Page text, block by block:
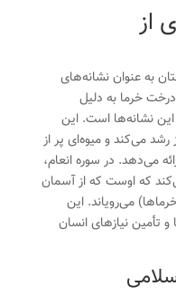
از
به عنوان نشانه‌های
درختخرما به دلیل
نشانه‌ها است. این
می‌کند و میوه‌ای پر از
می‌دهد. در سوره انعام،
می‌کند که اوست که از آسمان
می‌رویاند. این
تأمین نیازهای انسان